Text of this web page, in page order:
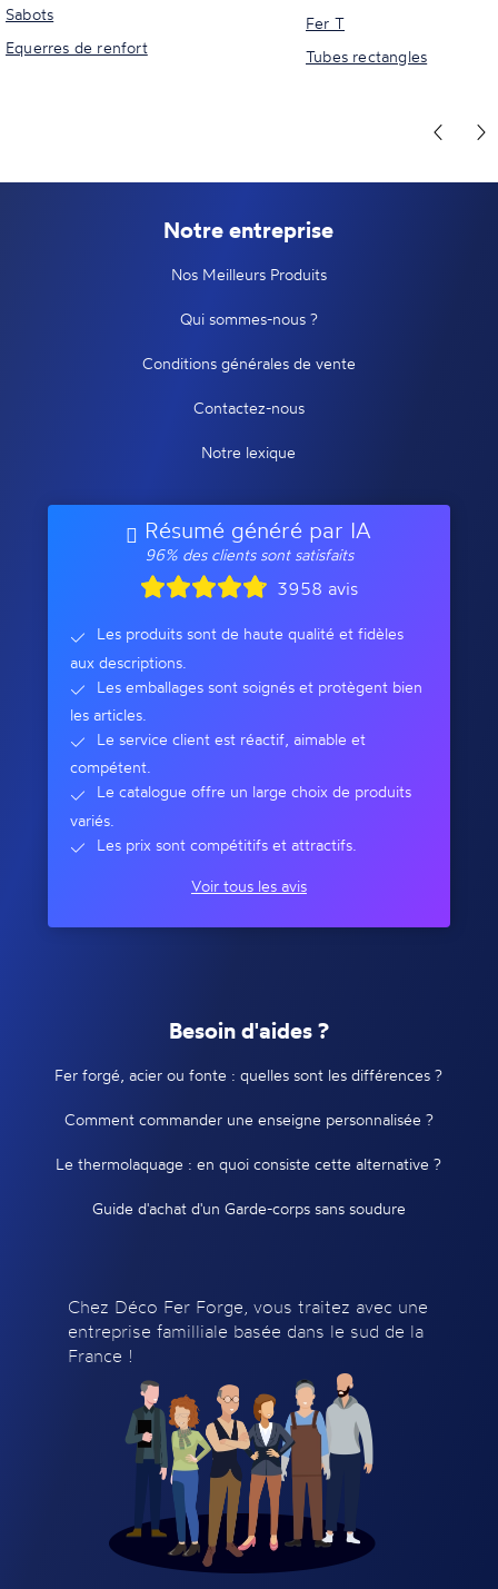
Sabots
Equerres de renfort
Fer T
Tubes rectangles
Notre entreprise
Nos Meilleurs Produits
Qui sommes-nous ?
Conditions générales de vente
Contactez-nous
Notre lexique
Résumé généré par IA
96% des clients sont satisfaits
3958 avis
Les produits sont de haute qualité et fidèles
aux descriptions.
Les emballages sont soignés et protègent bien
les articles.
Le service client est réactif, aimable et
compétent.
Le catalogue offre un large choix de produits
variés.
Les prix sont compétitifs et attractifs.
Voir tous les avis
Besoin d'aides ?
Fer forgé, acier ou fonte : quelles sont les différences ?
Comment commander une enseigne personnalisée ?
Le thermolaquage : en quoi consiste cette alternative ?
Guide d'achat d'un Garde-corps sans soudure
Chez Déco Fer Forge, vous traitez avec une
entreprise familliale basée dans le sud de la
France !